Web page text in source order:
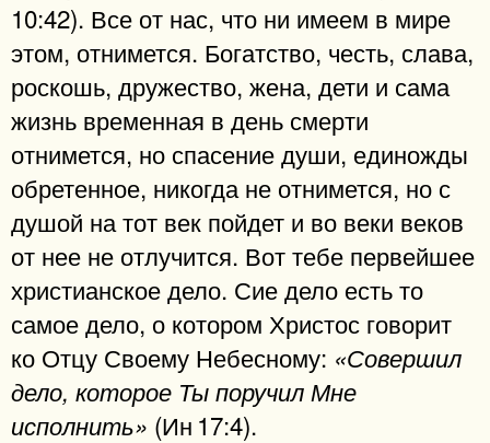
10:42). Все от нас, что ни имеем в мире
этом, отнимется. Богатство, честь, слава,
роскошь, дружество, жена, дети и сама
жизнь временная в день смерти
отнимется, но спасение души, единожды
обретенное, никогда не отнимется, но с
душой на тот век пойдет и во веки веков
от нее не отлучится. Вот тебе первейшее
христианское дело. Сие дело есть то
самое дело, о котором Христос говорит
ко Отцу Своему Небесному: «Совершил
дело, которое Ты поручил Мне
исполнить» (Ин 17:4).